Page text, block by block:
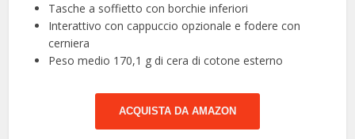
Tasche a soffietto con borchie inferiori
Interattivo con cappuccio opzionale e fodere con
cerniera
Peso medio 170,1 g di cera di cotone esterno
ACQUISTA DA AMAZON